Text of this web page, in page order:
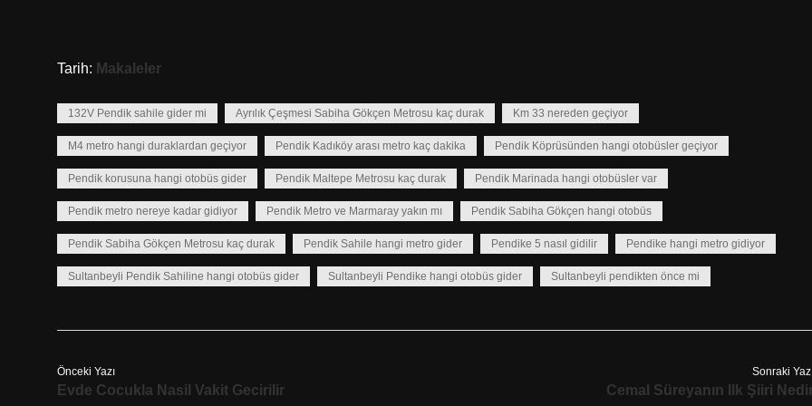
Tarih: Makaleler
132V Pendik sahile gider mi Ayrılık Çeşmesi Sabiha Gökçen Metrosu kaç durak Km 33 nereden geçiyor
M4 metro hangi duraklardan geçiyor Pendik Kadıköy arası metro kaç dakika Pendik Köprüsünden hangi otobüsler geçiyor
Pendik korusuna hangi otobüs gider Pendik Maltepe Metrosu kaç durak Pendik Marinada hangi otobüsler var
Pendik metro nereye kadar gidiyor Pendik Metro ve Marmaray yakın mı Pendik Sabiha Gökçen hangi otobüs
Pendik Sabiha Gökçen Metrosu kaç durak Pendik Sahile hangi metro gider Pendike 5 nasıl gidilir Pendike hangi metro gidiyor
Sultanbeyli Pendik Sahiline hangi otobüs gider Sultanbeyli Pendike hangi otobüs gider Sultanbeyli pendikten önce mi
Önceki Yazı
Evde Cocukla Nasil Vakit Gecirilir
Sonraki
Cemal Süreyanın Ilk Şiiri